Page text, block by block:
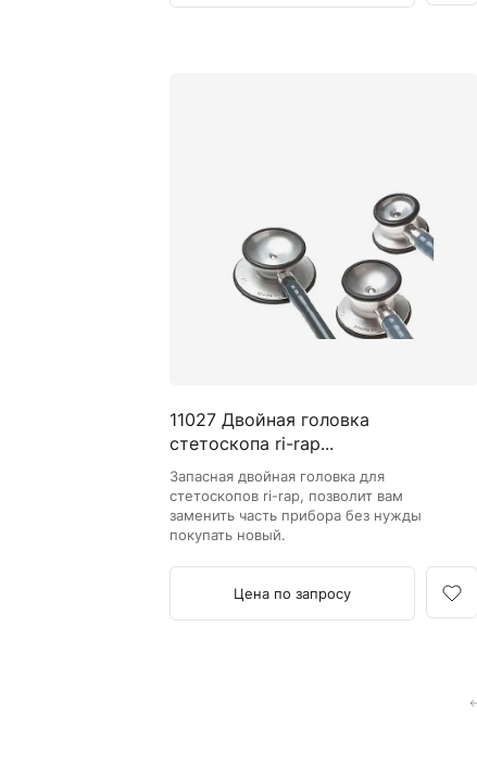
11027 Двойная головка
стетоскопа ri-rap...
Запасная двойная головка для
стетоскопов ri-rap, позволит вам
заменить часть прибора без нужды
покупать новый.
Цена по запросу